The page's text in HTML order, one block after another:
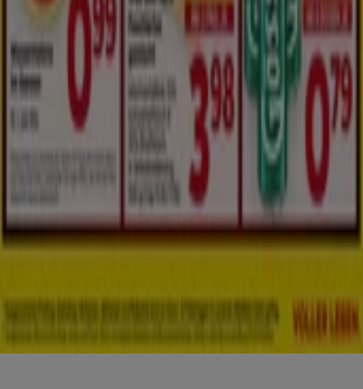
Marken
Lokale Marken
Unternehmen
Geschäfte in der Nähe
Produkte
Lokale Produkte
Städte
Die App von Tiendeo herunterladen
Bedingungen und Konditionen Datenschutzrichtlinie